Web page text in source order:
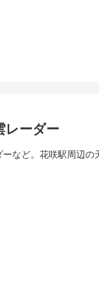
レーダー
など。花咲駅周辺の